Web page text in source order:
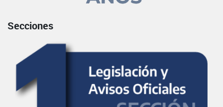
Secciones